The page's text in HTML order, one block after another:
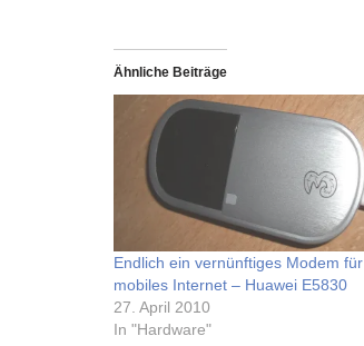
Ähnliche Beiträge
Endlich ein vernünftiges Modem für
mobiles Internet – Huawei E5830
27. April 2010
In "Hardware"